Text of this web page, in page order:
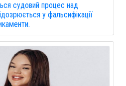
судовий процес над
у фальсифікації